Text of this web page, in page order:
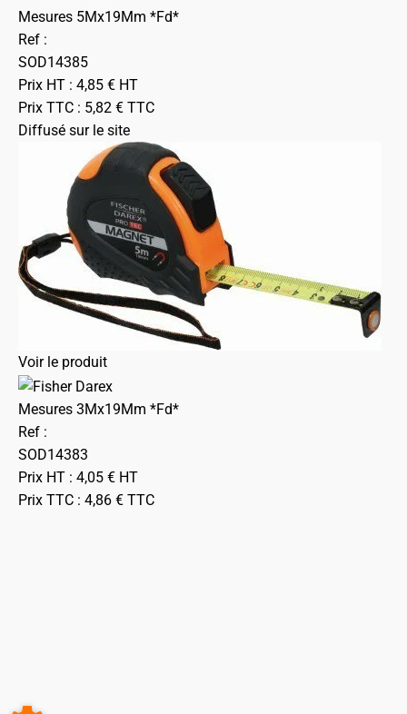
Mesures 5Mx19Mm *Fd*
Ref :
SOD14385
Prix HT : 4,85 € HT
Prix TTC : 5,82 € TTC
Diffusé sur le site
Voir le produit
Mesures 3Mx19Mm *Fd*
Ref :
SOD14383
Prix HT : 4,05 € HT
Prix TTC : 4,86 € TTC